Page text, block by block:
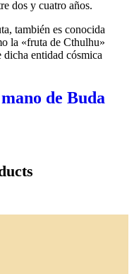
dos y cuatro años.
también es conocida
la «fruta de Cthulhu»
entidad cósmica
de Buda